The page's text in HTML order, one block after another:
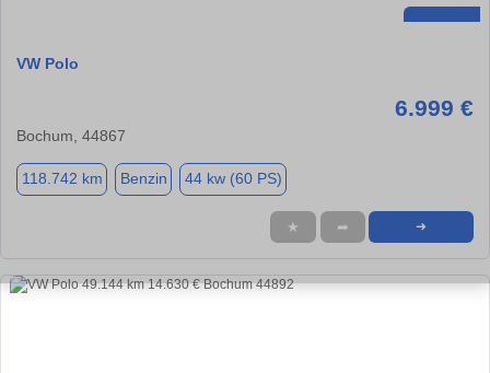
VW Polo
6.999 €
Bochum, 44867
118.742 km Benzin 44 kw (60 PS)
★ ➦ ➜